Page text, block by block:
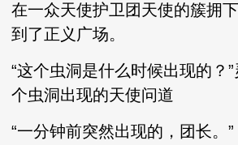
在一众天使护卫团天使的簇拥
到了正义广场。
“这个虫洞是什么时候出现的？
个虫洞出现的天使问道
“一分钟前突然出现的，团长。”